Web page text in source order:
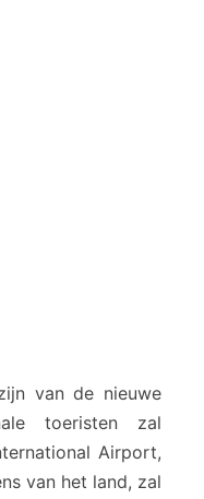
van de nieuwe
toeristen zal
Airport,
van het land, zal